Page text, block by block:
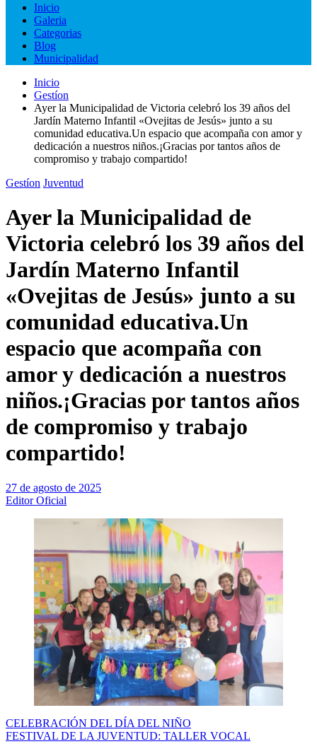
Inicio
Galeria
Categorias
Blog
Municipalidad
Inicio
Gestíon
Ayer la Municipalidad de Victoria celebró los 39 años del
Jardín Materno Infantil «Ovejitas de Jesús» junto a su
comunidad educativa.Un espacio que acompaña con amor y
dedicación a nuestros niños.¡Gracias por tantos años de
compromiso y trabajo compartido!
Gestíon Juventud
Ayer la Municipalidad de
Victoria celebró los 39 años del
Jardín Materno Infantil
«Ovejitas de Jesús» junto a su
comunidad educativa.Un
espacio que acompaña con
amor y dedicación a nuestros
niños.¡Gracias por tantos años
de compromiso y trabajo
compartido!
27 de agosto de 2025
Editor Oficial
Navegación
CELEBRACIÓN DEL DÍA DEL NIÑO
FESTIVAL DE LA JUVENTUD: TALLER VOCAL